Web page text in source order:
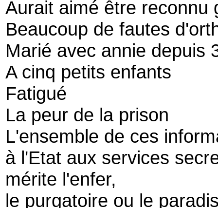
Aurait aimé être reconnu
Beaucoup de fautes
Marié avec annie depuis
A cinq petits enfants
Fatigué
La peur de la prison
L'ensemble de ces
à l'Etat aux services
mérite l'enfer,
le purgatoire ou le